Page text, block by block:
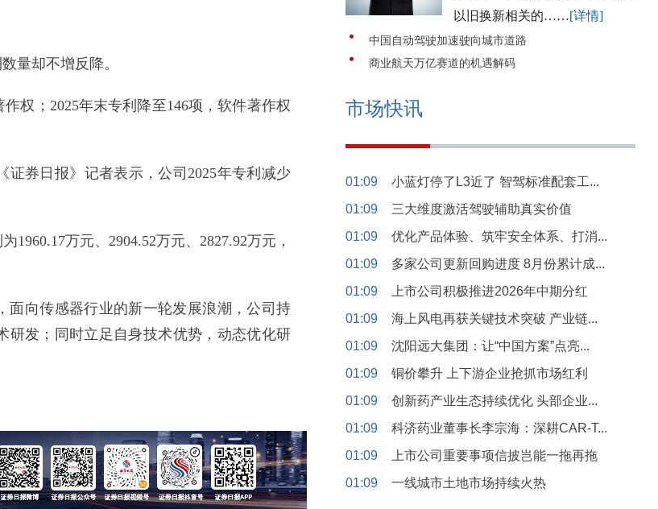
量却不增反降。
权；2025年末专利降至146项，软件著作权
券日报》记者表示，公司2025年专利减少
万元、2904.52万元、2827.92万元，
向传感器行业的新一轮发展浪潮，公司持
研发；同时立足自身技术优势，动态优化研
以旧换新相关的……[详情]
中国自动驾驶加速驶向城市道路
商业航天万亿赛道的机遇解码
市场快讯
01:09
小蓝灯停了L3近了 智驾标准配套工...
01:09
三大维度激活驾驶辅助真实价值
01:09
优化产品体验、筑牢安全体系、打消...
01:09
多家公司更新回购进度 8月份累计成...
01:09
上市公司积极推进2026年中期分红
01:09
海上风电再获关键技术突破 产业链...
01:09
沈阳远大集团：让“中国方案”点亮...
01:09
铜价攀升 上下游企业抢抓市场红利
01:09
创新药产业生态持续优化 头部企业...
01:09
科济药业董事长李宗海：深耕CAR-T...
01:09
上市公司重要事项信披岂能一拖再拖
01:09
一线城市土地市场持续火热